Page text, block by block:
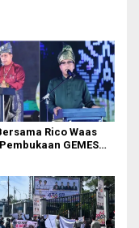
Rico Waas
GEMES